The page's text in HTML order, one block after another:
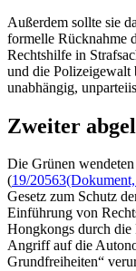
Außerdem sollte sie
formelle Rücknahme
Rechtshilfe in
und die Polizeigewalt
unabhängig,
Zweiter
Die Grünen
(19/20563
Gesetz zum Schutz
Einführung von
Hongkongs durch die
Angriff auf die
Grundfreiheiten“